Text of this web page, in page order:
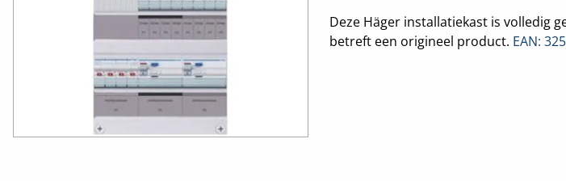
Deze Häger installatiekast is volledig
betreft een origineel product. EAN: